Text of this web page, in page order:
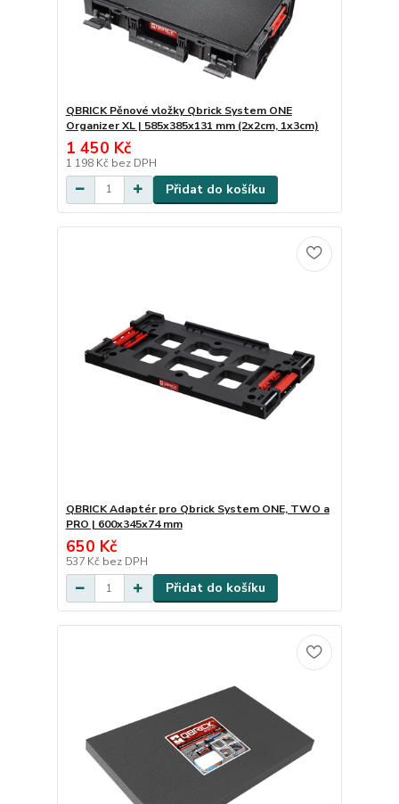
QBRICK Pěnové vložky Qbrick System ONE
Organizer XL | 585x385x131 mm (2x2cm, 1x3cm)
1 450 Kč
1 198 Kč bez DPH
Přidat do košíku
QBRICK Adaptér pro Qbrick System ONE, TWO a
PRO | 600x345x74 mm
650 Kč
537 Kč bez DPH
Přidat do košíku